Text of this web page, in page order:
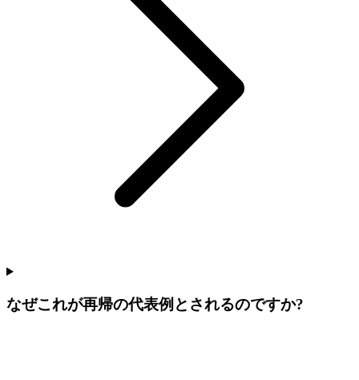
なぜこれが再帰の代表例とされるのですか?